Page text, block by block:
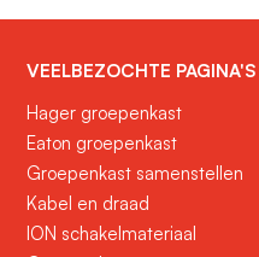
VEELBEZOCHTE PAGINA'S
Hager groepenkast
Eaton groepenkast
Groepenkast samenstellen
Kabel en draad
ION schakelmateriaal